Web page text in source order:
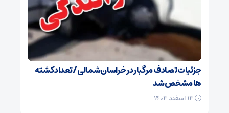
جزئیات تصادف مرگبار در خراسان‌شمالی/ تعداد کشته
ها مشخص شد